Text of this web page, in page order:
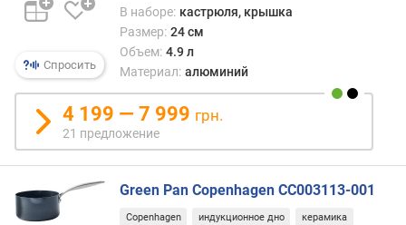
с
ю
л
ш
Спросить
В наборе: кастрюля, крышка
Размер: 24 см
Объем: 4.9 л
Материал: алюминий
4 199 — 7 999 грн.
21 предложение
Green Pan Copenhagen CC003113-001
Copenhagen индукционное дно керамика